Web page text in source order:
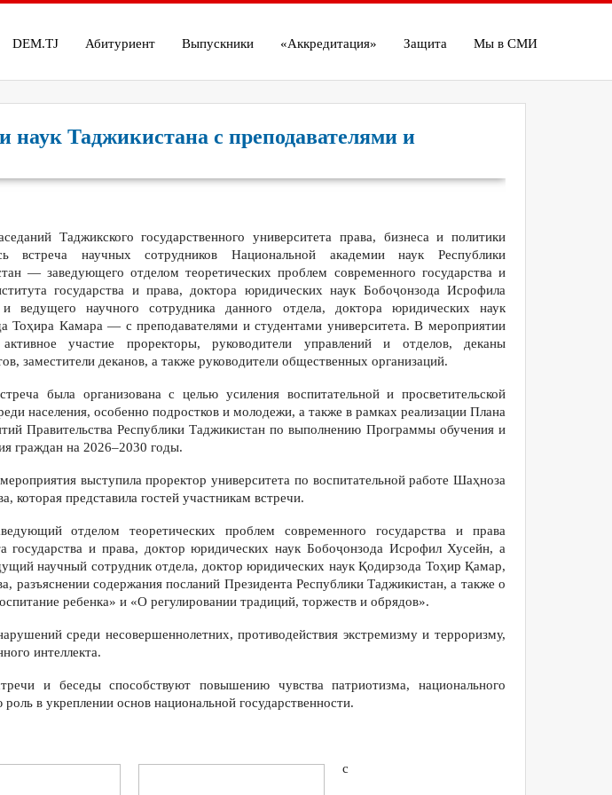
DEM.TJ Абитуриент Выпускники «Аккредитация» Защита Мы в СМИ
наук Таджикистана с преподавателями и
Таджикского государственного университета права, бизнеса и политики
встреча научных сотрудников Национальной академии наук Республики
— заведующего отделом теоретических проблем современного государства и
государства и права, доктора юридических наук Бобоҷонзода Исрофила
ведущего научного сотрудника данного отдела, доктора юридических наук
Тоҳира Камара — с преподавателями и студентами университета. В мероприятии
участие проректоры, руководители управлений и отделов, деканы
заместители деканов, а также руководители общественных организаций.
была организована с целью усиления воспитательной и просветительской
населения, особенно подростков и молодежи, а также в рамках реализации Плана
Правительства Республики Таджикистан по выполнению Программы обучения и
граждан на 2026–2030 годы.
выступила проректор университета по воспитательной работе Шаҳнoза
которая представила гостей участникам встречи.
отделом теоретических проблем современного государства и права
государства и права, доктор юридических наук Бобоҷонзода Исрофил Хусейн, а
научный сотрудник отдела, доктор юридических наук Қодирзода Тоҳир Қамар,
содержания посланий Президента Республики Таджикистан, а также о
ребенка» и «О регулировании традиций, торжеств и обрядов».
среди несовершеннолетних, противодействия экстремизму и терроризму,
интеллекта.
и беседы способствуют повышению чувства патриотизма, национального
в укреплении основ национальной государственности.
с